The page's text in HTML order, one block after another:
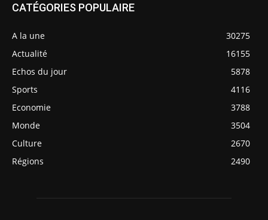
CATÉGORIES POPULAIRE
A la une
30275
Actualité
16155
Echos du jour
5878
Sports
4116
Economie
3788
Monde
3504
Culture
2670
Régions
2490